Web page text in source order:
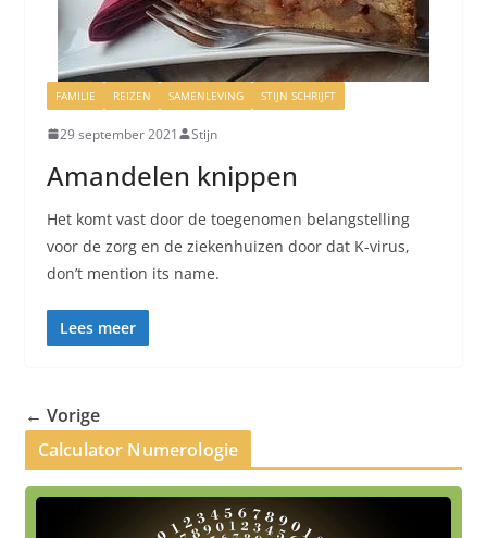
FAMILIE REIZEN SAMENLEVING STIJN SCHRIJFT
29 september 2021 Stijn
Amandelen knippen
Het komt vast door de toegenomen belangstelling
voor de zorg en de ziekenhuizen door dat K-virus,
don’t mention its name.
Lees meer
← Vorige
Calculator Numerologie